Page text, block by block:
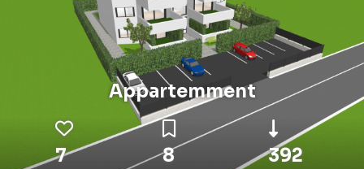
Appartemment
7 8 392